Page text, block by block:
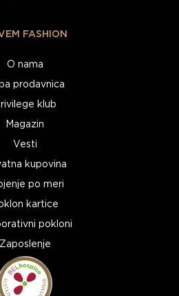
FASHION
O nama
prodavnica
klub
Magazin
Vesti
kupovina
po meri
kartice
pokloni
Zaposlenje